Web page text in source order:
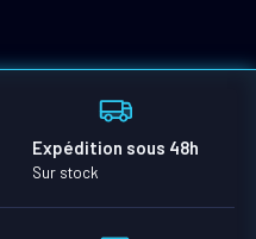
Expédition sous 48h
Sur stock